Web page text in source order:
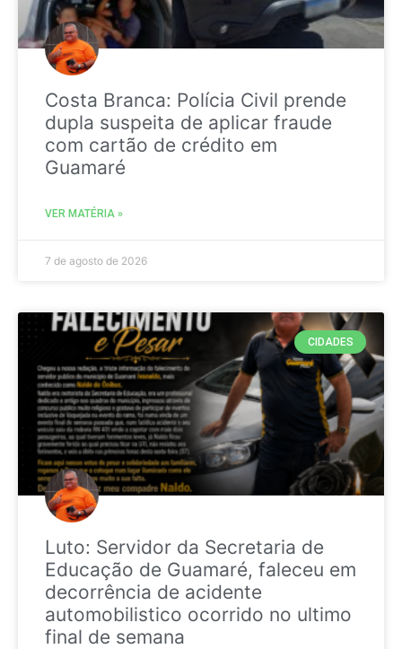
Costa Branca: Polícia Civil prende
dupla suspeita de aplicar fraude
com cartão de crédito em
Guamaré
VER MATÉRIA »
7 de agosto de 2026
CIDADES
Luto: Servidor da Secretaria de
Educação de Guamaré, faleceu em
decorrência de acidente
automobilistico ocorrido no ultimo
final de semana